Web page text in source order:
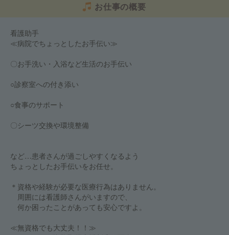
お仕事の概要
看護助手
≪病院でちょっとしたお手伝い≫
〇お手洗い・入浴など生活のお手伝い
○診察室への付き添い
○食事のサポート
〇シーツ交換や環境整備
など…患者さんが過ごしやすくなるよう
ちょっとしたお手伝いをお任せ。
＊資格や経験が必要な医療行為はありません。
周囲には看護師さんがいますので、
何か困ったことがあっても安心ですよ。
≪無資格でも大丈夫！！≫